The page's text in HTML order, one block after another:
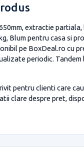
extractie
Blum pentru casa si
pe BoxDeal.ro cu
periodic. Tandem
pentru clienti care
clare despre pret,